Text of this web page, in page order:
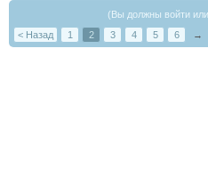
(Вы должны войти или
< Назад
1 2 3 4 5 6 →